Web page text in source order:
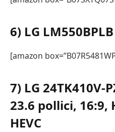
6) LG
[amazon
7) LG 24TK410V-
23.6 pollici, 16:9,
HEVC